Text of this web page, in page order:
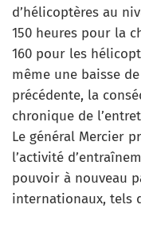
d’hélicoptères au
150 heures pour la
160 pour les
même une baisse
précédente, la
chronique de
Le général Mercier
l’activité
pouvoir à nouveau
internationaux, tels